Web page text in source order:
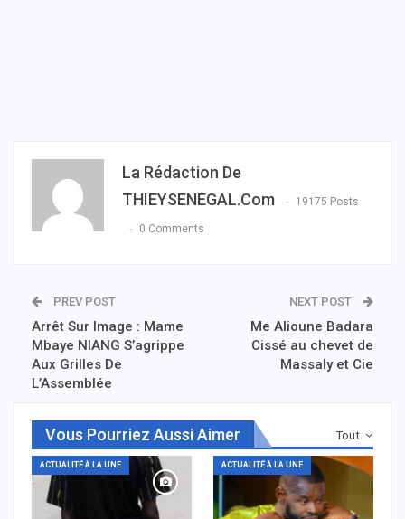
La Rédaction De
THIEYSENEGAL.com
19175 Posts
0 Comments
PREV POST
Arrêt Sur Image : Mame
Mbaye NIANG S’agrippe
Aux Grilles De
L’Assemblée
NEXT POST
Me Alioune Badara
Cissé au chevet de
Massaly et Cie
Tout
Vous Pourriez Aussi Aimer
ACTUALITÉ À LA UNE ACTUALITÉ À LA UNE